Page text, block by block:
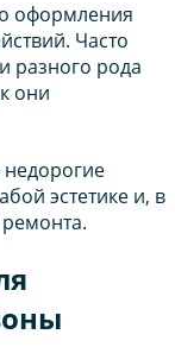
оформления
Часто
разного рода
они
эстетике и, в